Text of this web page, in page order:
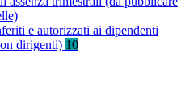
e autorizzati ai dipendenti
dirigenti) 10